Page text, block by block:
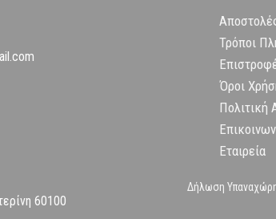
60100
Τρόποι
Όροι
Πολιτική
Εταιρεία
Δήλωση